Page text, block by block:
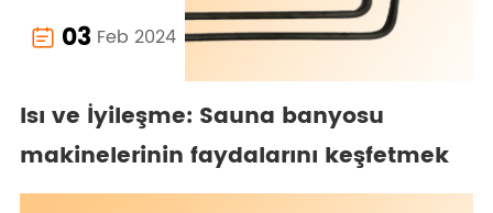
 03 Feb 2024
Isı ve İyileşme: Sauna banyosu
makinelerinin faydalarını keşfetmek